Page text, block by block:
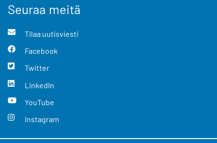
Seuraa meitä
Tilaa uutisviesti
Facebook
Twitter
LinkedIn
YouTube
Instagram